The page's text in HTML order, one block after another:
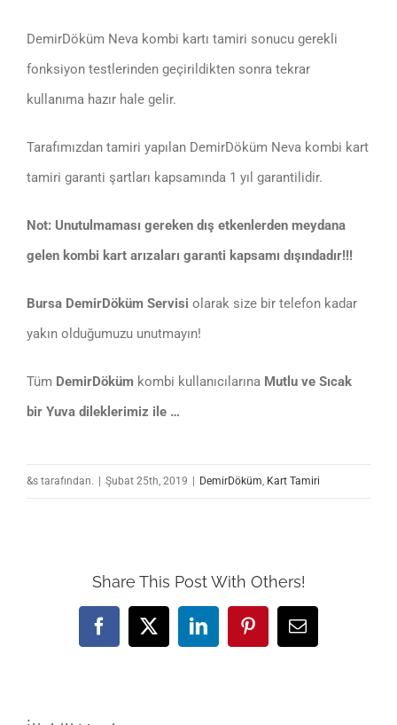
DemirDöküm Neva kombi kartı tamiri sonucu gerekli
fonksiyon testlerinden geçirildikten sonra tekrar
kullanıma hazır hale gelir.
Tarafımızdan tamiri yapılan DemirDöküm Neva kombi kart
tamiri garanti şartları kapsamında 1 yıl garantilidir.
Not: Unutulmaması gereken dış etkenlerden meydana
gelen kombi kart arızaları garanti kapsamı dışındadır!!!
Bursa DemirDöküm Servisi olarak size bir telefon kadar
yakın olduğumuzu unutmayın!
Tüm DemirDöküm kombi kullanıcılarına Mutlu ve Sıcak
bir Yuva dileklerimiz ile …
&s tarafından. Şubat 25th, 2019 DemirDöküm, Kart Tamiri
Share This Post With Others!
Facebook
X LinkedInPinterest
E-
posta